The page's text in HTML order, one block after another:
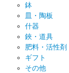
鉢
皿・陶板
什器
鋏・道具
肥料・活性剤
ギフト
その他